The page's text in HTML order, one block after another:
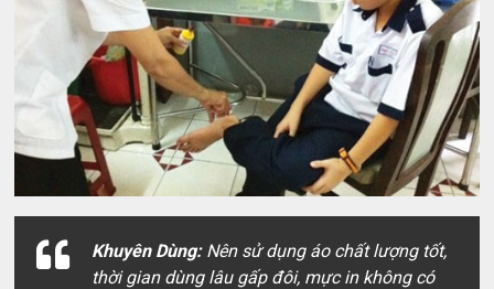
Khuyên Dùng: Nên sử dụng áo chất lượng tốt,
thời gian dùng lâu gấp đôi, mực in không có